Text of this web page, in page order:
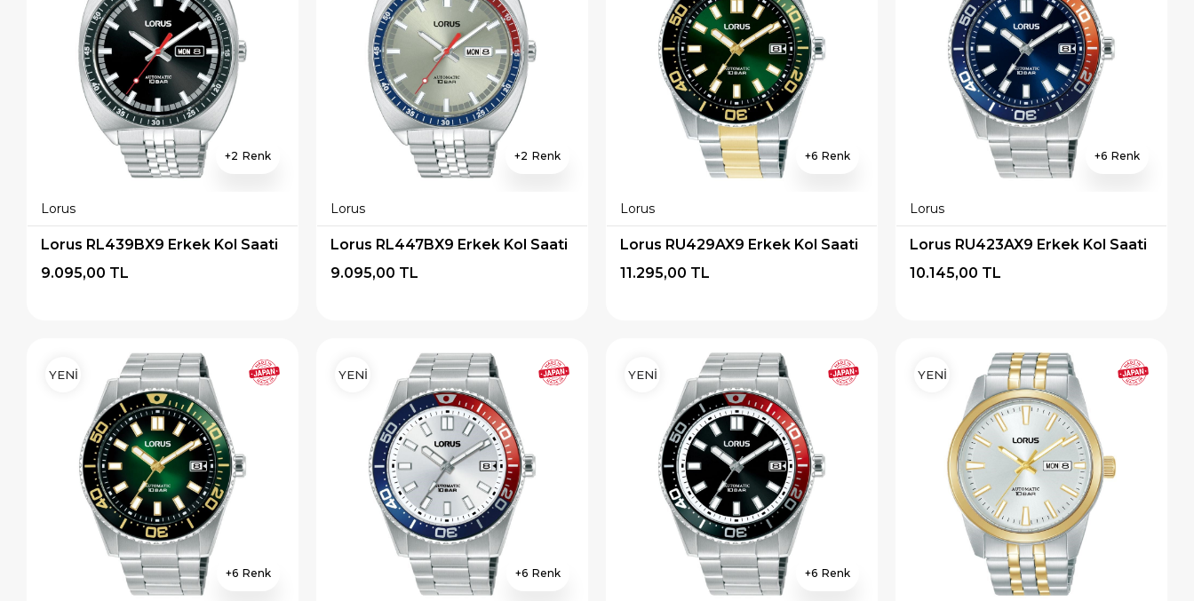
2
Lorus
Lorus RL439BX9 Erkek Kol Saati
9.095,00 TL
2
Lorus
Lorus RL447BX9 Erkek Kol Saati
9.095,00 TL
6
Lorus
Lorus RU429AX9 Erkek Kol Saati
11.295,00 TL
6
Lorus
Lorus RU423AX9 Erkek Kol Saati
10.145,00 TL
6
YENİ
6
YENİ
6
YENİ YENİ